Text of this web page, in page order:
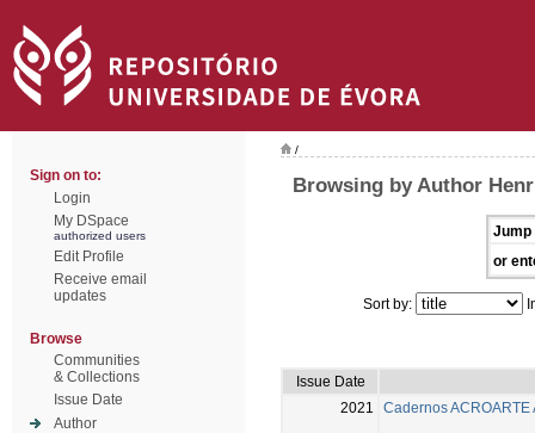
Sign on to:
Login
My DSpace
authorized users
Edit Profile
Receive email
updates
Browse
Communities
& Collections
Issue Date
Author
/
Browsing by Author
Jump
or
Sort by:
Issue Date
2021
Cadernos ACROARTE